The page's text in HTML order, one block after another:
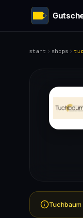
start shops